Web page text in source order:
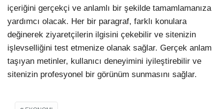
içeriğini gerçekçi ve anlamlı bir şekilde tamamlamanıza
yardımcı olacak. Her bir paragraf, farklı konulara
değinerek ziyaretçilerin ilgisini çekebilir ve sitenizin
işlevselliğini test etmenize olanak sağlar. Gerçek anlam
taşıyan metinler, kullanıcı deneyimini iyileştirebilir ve
sitenizin profesyonel bir görünüm sunmasını sağlar.